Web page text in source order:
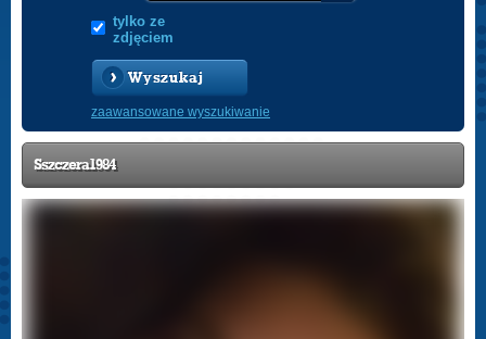
tylko ze
zdjęciem
Wyszukaj
zaawansowane wyszukiwanie
Sszczera1984